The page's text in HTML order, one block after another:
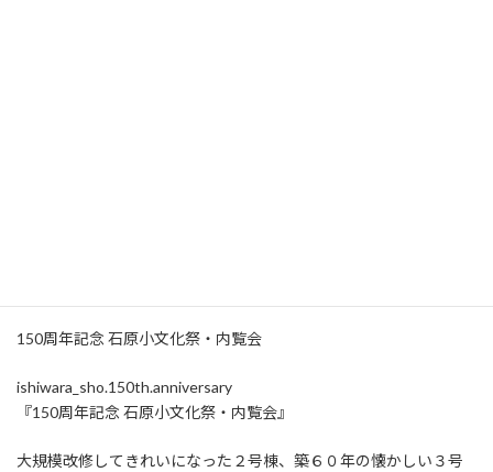
150周年記念 石原小文化祭・内覧会
ishiwara_sho.150th.anniversary
『150周年記念 石原小文化祭・内覧会』
大規模改修してきれいになった２号棟、築６０年の懐かしい３号